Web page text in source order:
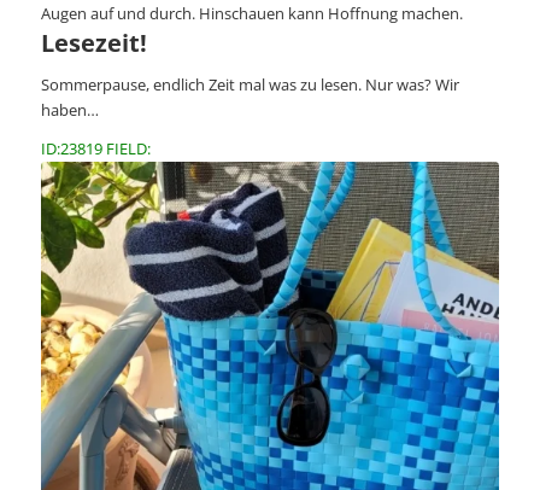
Augen auf und durch. Hinschauen kann Hoffnung machen.
Lesezeit!
Sommerpause, endlich Zeit mal was zu lesen. Nur was? Wir
haben…
ID:23819 FIELD: